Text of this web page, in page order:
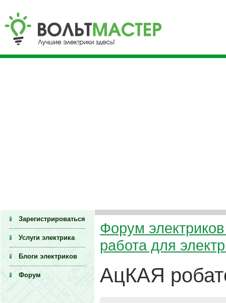
Зарегистрироваться
Услуги электрика
Блоги электриков
Форум
Форум электриков
работа для
АцКАЯ